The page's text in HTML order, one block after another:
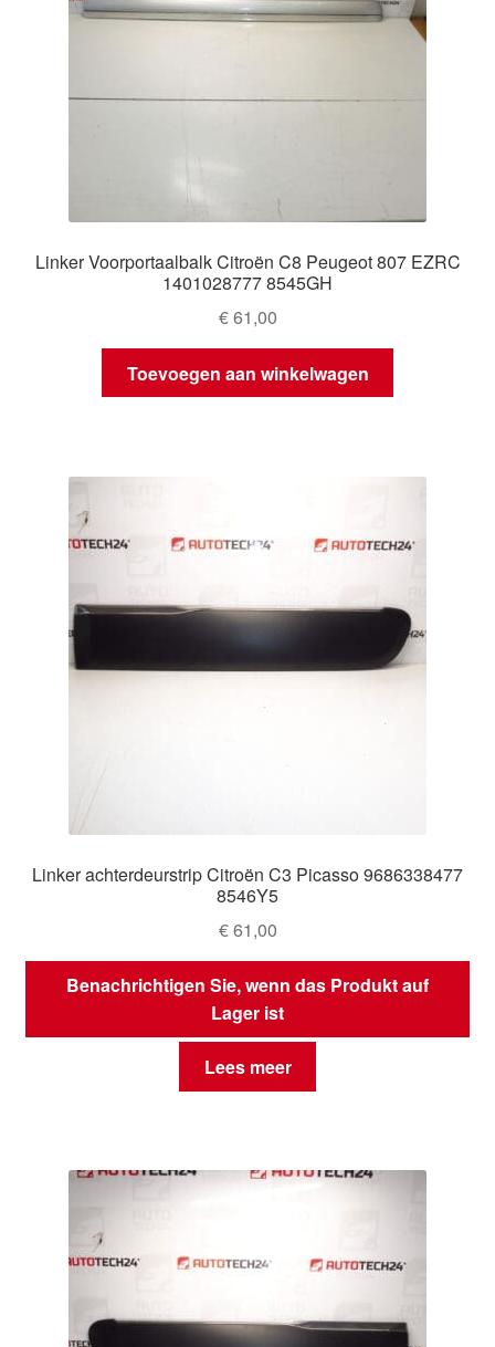
Linker Voorportaalbalk Citroën C8 Peugeot 807 EZRC
1401028777 8545GH
€61,00
Toevoegen aan winkelwagen
Linker achterdeurstrip Citroën C3 Picasso 9686338477
8546Y5
€61,00
Benachrichtigen Sie, wenn das Produkt auf
Lager ist
Lees meer